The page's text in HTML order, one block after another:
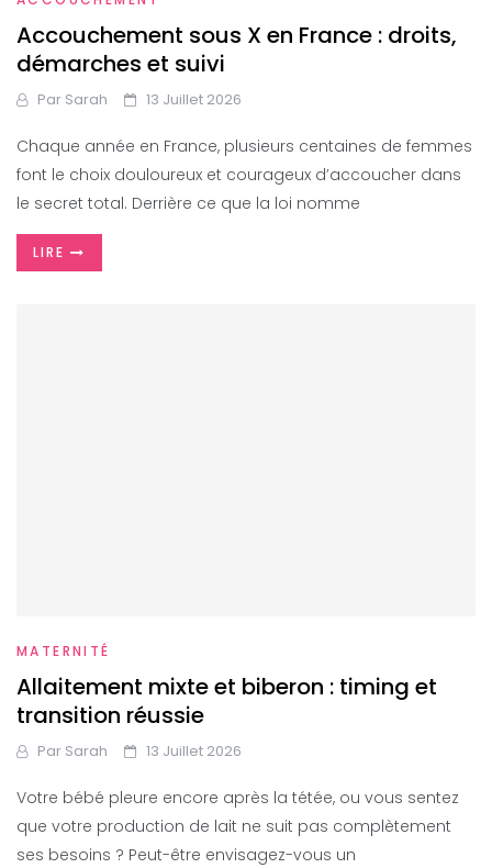
Accouchement sous X en France : droits,
démarches et suivi
Par Sarah 13 Juillet 2026
Chaque année en France, plusieurs centaines de femmes
font le choix douloureux et courageux d’accoucher dans
le secret total. Derrière ce que la loi nomme
LIRE
MATERNITÉ
Allaitement mixte et biberon : timing et
transition réussie
Par Sarah 13 Juillet 2026
Votre bébé pleure encore après la tétée, ou vous sentez
que votre production de lait ne suit pas complètement
ses besoins ? Peut-être envisagez-vous un